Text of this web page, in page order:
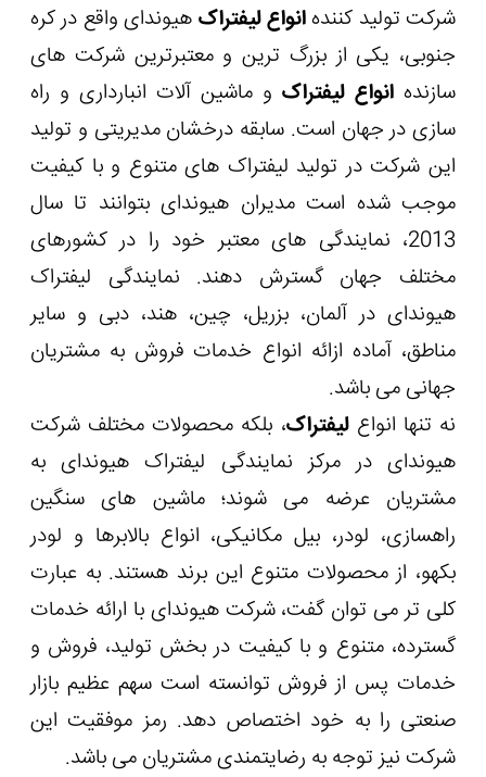
شرکت تولید کنندهانواع لیفتراکهیوندای واقع در کره
جنوبی، یکی از بزرگ ترین و معتبرترین شرکت های
سازنده انواع لیفتراک و ماشین آلات انبارداری و راه
سازی در جهان است. سابقه درخشان مدیریتی و تولید
این شرکت در تولید لیفتراک های متنوع و با کیفیت
موجب شده است مدیران هیوندای بتوانند تا سال
2013، نمایندگی های معتبر خود را در کشورهای
مختلف جهان گسترش دهند. نمایندگی لیفتراک
هیوندای در آلمان، بزریل، چین، هند، دبی و سایر
مناطق، آماده ازائه انواع خدمات فروش به مشتریان
جهانی می باشد.
نه تنها انواعلیفتراک، بلکه محصولات مختلف شرکت
هیوندای در مرکز نمایندگی لیفتراک هیوندای به
مشتریان عرضه می شوند؛ ماشین های سنگین
راهسازی، لودر، بیل مکانیکی، انواع بالابرها و لودر
بکهو، از محصولات متنوع این برند هستند. به عبارت
کلی تر می توان گفت، شرکت هیوندای با ارائه خدمات
گسترده، متنوع و با کیفیت در بخش تولید، فروش و
خدمات پس از فروش توانسته است سهم عظیم بازار
صنعتی را به خود اختصاص دهد. رمز موفقیت این
شرکت نیز توجه به رضایتمندی مشتریان می باشد.